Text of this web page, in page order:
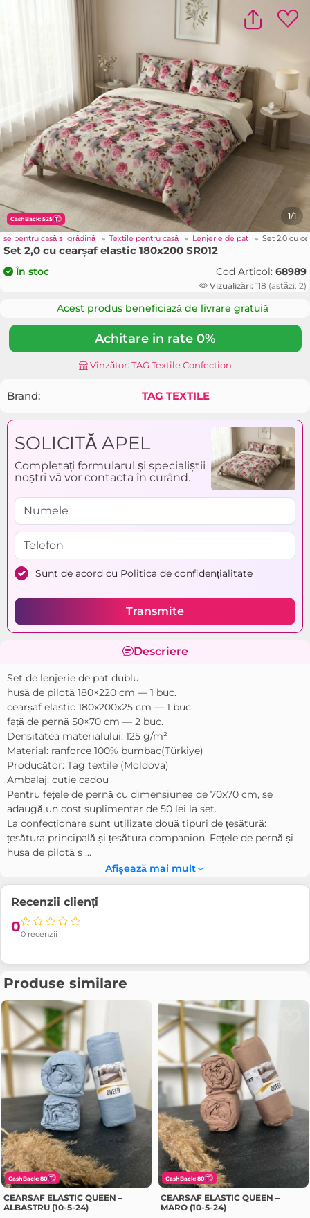
CashBack: 525 1/1
pentru casă și grădină » Textile pentru casă » Lenjerie de pat » Set 2,0 cu
Set 2,0 cu cearșaf elastic 180x200 SR012
În stoc Cod Articol: 68989
Vizualizări: 118 (astăzi: 2)
Acest produs beneficiază de livrare gratuiă
Achitare in rate 0%
Vînzător: TAG Textile Confection
Brand: TAG TEXTILE
SOLICITĂ APEL
Completați formularul și specialiștii
noștri vă vor contacta în curând.
Sunt de acord cu Politica de confidențialitate
Transmite
Descriere
Set de lenjerie de pat dublu
husă de pilotă 180×220 cm — 1 buc.
cearșaf elastic 180x200x25 cm — 1 buc.
față de pernă 50×70 cm — 2 buc.
Densitatea materialului: 125 g/m²
Material: ranforce 100% bumbac(Türkiye)
Producător: Tag textile (Moldova)
Ambalaj: cutie cadou
Pentru fețele de pernă cu dimensiunea de 70x70 cm, se
adaugă un cost suplimentar de 50 lei la set.
La confecționare sunt utilizate două tipuri de țesătură:
țesătura principală și țesătura companion. Fețele de pernă și
husa de pilotă s ...
Afișează mai mult
Recenzii clienți
00 recenzii
Produse similare
CashBack: 80
CEARSAF ELASTIC QUEEN –
ALBASTRU (10-5-24)
CashBack: 80
CEARSAF ELASTIC QUEEN –
MARO (10-5-24)